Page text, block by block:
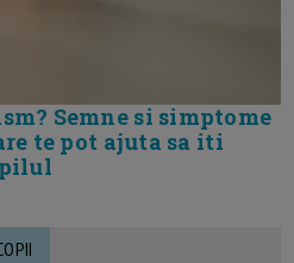
Semne si simptome
te pot ajuta sa iti